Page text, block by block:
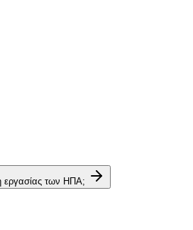
εργασίας των ΗΠΑ;